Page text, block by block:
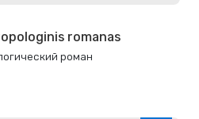
romanas
роман